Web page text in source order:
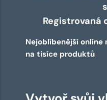
Registrovaná
Nejoblíbenější online
na tisíce produktů